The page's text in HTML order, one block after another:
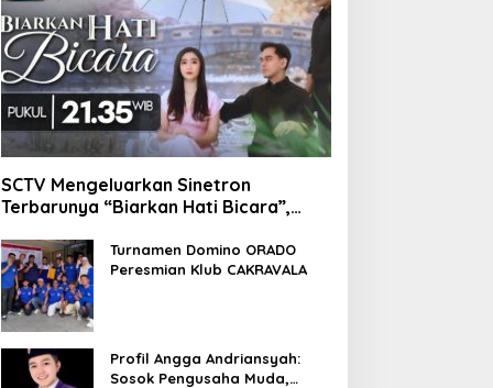
SCTV Mengeluarkan Sinetron
Terbarunya “Biarkan Hati Bicara”,
Azof, Rendi JohnTurnamen Domino ORADO
Peresmian Klub CAKRAVALA
Profil Angga Andriansyah:
Sosok Pengusaha Muda,